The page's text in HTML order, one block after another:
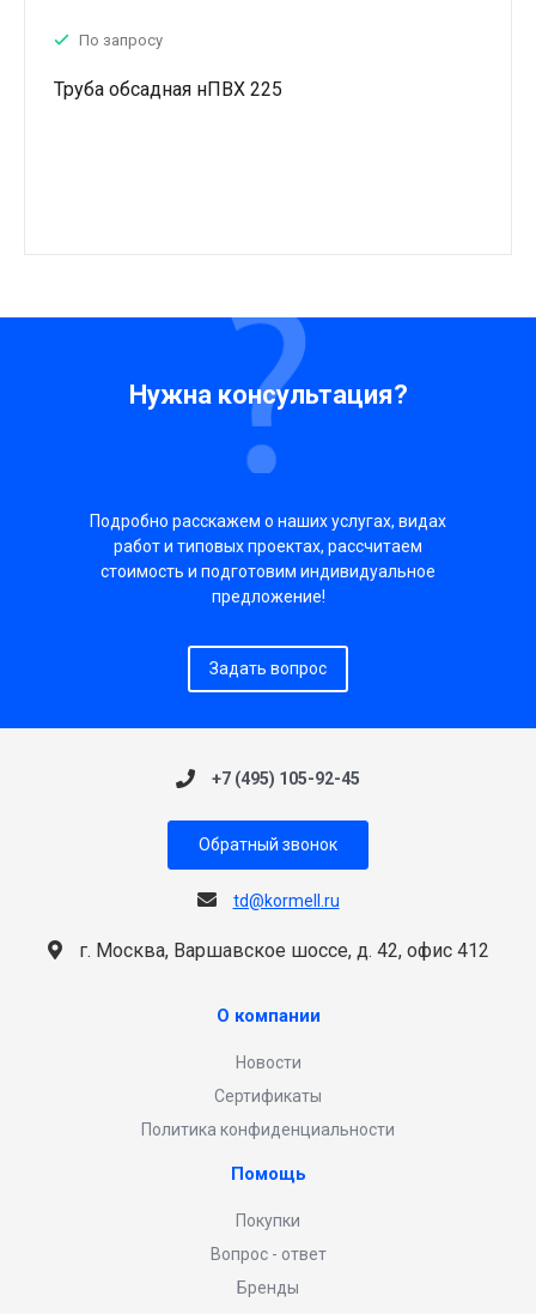
По запросу
Труба обсадная нПВХ 225
Нужна консультация?
Подробно расскажем о наших услугах, видах
работ и типовых проектах, рассчитаем
стоимость и подготовим индивидуальное
предложение!
Задать вопрос
+7 (495) 105-92-45
Обратный звонок
td@kormell.ru
г. Москва, Варшавское шоссе, д. 42, офис 412
О компании
Новости
Сертификаты
Политика конфиденциальности
Помощь
Покупки
Вопрос - ответ
Бренды